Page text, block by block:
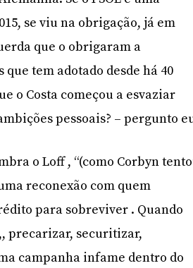
se viu na obrigação, já em
que o obrigaram a
tem adotado desde há 40
o Costa começou a esvaziar
pessoais? – pergunto
o Loff , “(como Corbyn
reconexão com quem
para sobreviver . Quando
precarizar, securitizar,
campanha infame dentro do